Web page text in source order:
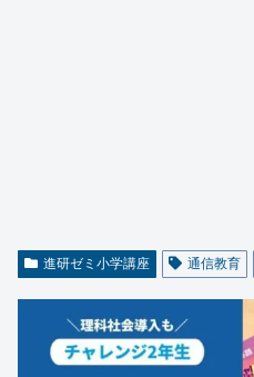
進研ゼミ小学講座 通信教育